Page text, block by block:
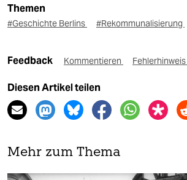
Themen
#Geschichte Berlins #Rekommunalisierung
Feedback Kommentieren Fehlerhinweis
Diesen Artikel teilen
Mehr zum Thema